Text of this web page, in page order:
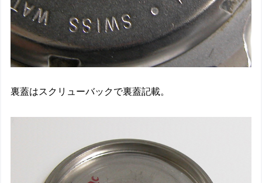
裏蓋はスクリューバックで裏蓋記載。